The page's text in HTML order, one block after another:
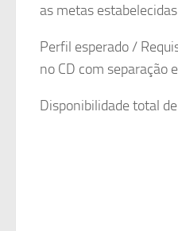
as metas
Perfil esperado /
no CD com separação
Disponibilidade total